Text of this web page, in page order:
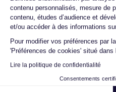
contenu personnalisés, mesure de
contenu, études d’audience et
et/ou accéder à des informations sur
Pour modifier vos préférences par
'Préférences de cookies' situé dans
Lire la politique de confidentialité
Consentements
La principale différence entre
réside dans leurs
les deux téléphones soient
existe quelques différences
Premièrement, l'iPhone 12
produits ?
Quels sont vos
Est-il possible de
en plusieurs fois ?
Que se passe-t-il
commande ?